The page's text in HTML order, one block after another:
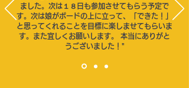
ました。次は１８日も参加させてもらう予定で
す。次は娘がボードの上に立って、「できた！」
と思ってくれることを目標に楽しませてもらいま
す。また宜しくお願いします。 本当にありがと
うございました！"